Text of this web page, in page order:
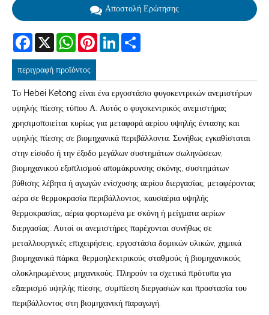
Αποστολή Ερώτησης
Facebook
X WhatsAppPinterestLinkedIn
περιγραφή προϊόντος
Το Hebei Ketong είναι ένα εργοστάσιο φυγοκεντρικών ανεμιστήρων
υψηλής πίεσης τύπου Α. Αυτός ο φυγοκεντρικός ανεμιστήρας
χρησιμοποιείται κυρίως για μεταφορά αερίου υψηλής έντασης και
υψηλής πίεσης σε βιομηχανικά περιβάλλοντα. Συνήθως εγκαθίσταται
στην είσοδο ή την έξοδο μεγάλων συστημάτων σωληνώσεων,
βιομηχανικού εξοπλισμού απομάκρυνσης σκόνης, συστημάτων
βύθισης λέβητα ή αγωγών ενίσχυσης αερίου διεργασίας, μεταφέροντας
αέρα σε θερμοκρασία περιβάλλοντος, καυσαέρια υψηλής
θερμοκρασίας, αέρια φορτωμένα με σκόνη ή μείγματα αερίων
διεργασίας. Αυτοί οι ανεμιστήρες παρέχονται συνήθως σε
μεταλλουργικές επιχειρήσεις, εργοστάσια δομικών υλικών, χημικά
βιομηχανικά πάρκα, θερμοηλεκτρικούς σταθμούς ή βιομηχανικούς
ολοκληρωμένους μηχανικούς. Πληρούν τα σχετικά πρότυπα για
εξαερισμό υψηλής πίεσης, συμπίεση διεργασιών και προστασία του
περιβάλλοντος στη βιομηχανική παραγωγή.